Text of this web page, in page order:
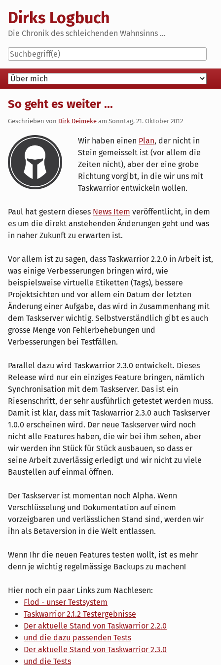
content
Dirks Logbuch
Die Chronik des schleichenden Wahnsinns ...
Navigation
So geht es weiter ...
Geschrieben von Dirk Deimeke am Sonntag, 21. Oktober 2012
Wir haben einen Plan, der nicht in
Stein gemeisselt ist (vor allem die
Zeiten nicht), aber der eine grobe
Richtung vorgibt, in die wir uns mit
Taskwarrior entwickeln wollen.
Paul hat gestern dieses News Item veröffentlicht, in dem
es um die direkt anstehenden Änderungen geht und was
in naher Zukunft zu erwarten ist.
Vor allem ist zu sagen, dass Taskwarrior 2.2.0 in Arbeit ist,
was einige Verbesserungen bringen wird, wie
beispielsweise virtuelle Etiketten (Tags), bessere
Projektsichten und vor allem ein Datum der letzten
Änderung einer Aufgabe, das wird in Zusammenhang mit
dem Taskserver wichtig. Selbstverständlich gibt es auch
grosse Menge von Fehlerbehebungen und
Verbesserungen bei Testfällen.
Parallel dazu wird Taskwarrior 2.3.0 entwickelt. Dieses
Release wird nur ein einziges Feature bringen, nämlich
Synchronisation mit dem Taskserver. Das ist ein
Riesenschritt, der sehr ausführlich getestet werden muss.
Damit ist klar, dass mit Taskwarrior 2.3.0 auch Taskserver
1.0.0 erscheinen wird. Der neue Taskserver wird noch
nicht alle Features haben, die wir bei ihm sehen, aber
wir werden ihn Stück für Stück ausbauen, so dass er
seine Arbeit zuverlässig erledigt und wir nicht zu viele
Baustellen auf einmal öffnen.
Der Taskserver ist momentan noch Alpha. Wenn
Verschlüsselung und Dokumentation auf einem
vorzeigbaren und verlässlichen Stand sind, werden wir
ihn als Betaversion in die Welt entlassen.
Wenn Ihr die neuen Features testen wollt, ist es mehr
denn je wichtig regelmässige Backups zu machen!
Hier noch ein paar Links zum Nachlesen:
Flod - unser Testsystem
Taskwarrior 2.1.2 Testergebnisse
Der aktuelle Stand von Taskwarrior 2.2.0
und die dazu passenden Tests
Der aktuelle Stand von Taskwarrior 2.3.0
und die Tests